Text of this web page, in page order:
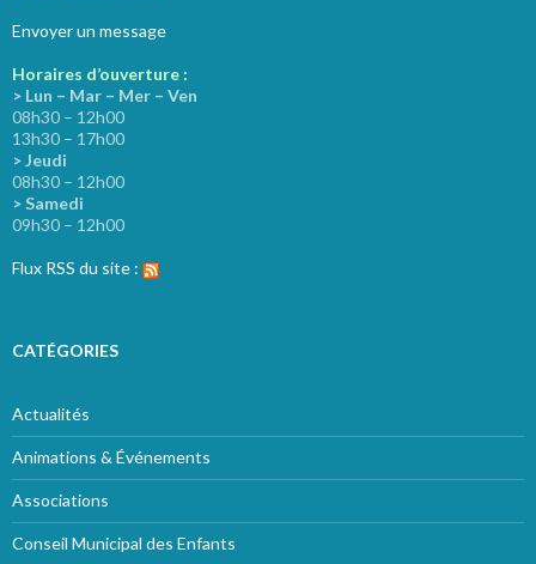
Envoyer un message
Horaires d’ouverture :
> Lun – Mar – Mer – Ven
08h30 – 12h00
13h30 – 17h00
> Jeudi
08h30 – 12h00
> Samedi
09h30 – 12h00
Flux RSS du site :
CATÉGORIES
Actualités
Animations & Événements
Associations
Conseil Municipal des Enfants